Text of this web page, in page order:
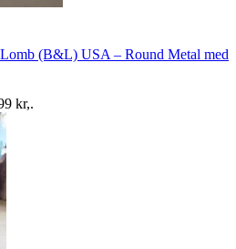
(B&L) USA – Round Metal med
kr,.